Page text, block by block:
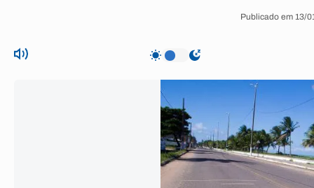
Publicado em 13/